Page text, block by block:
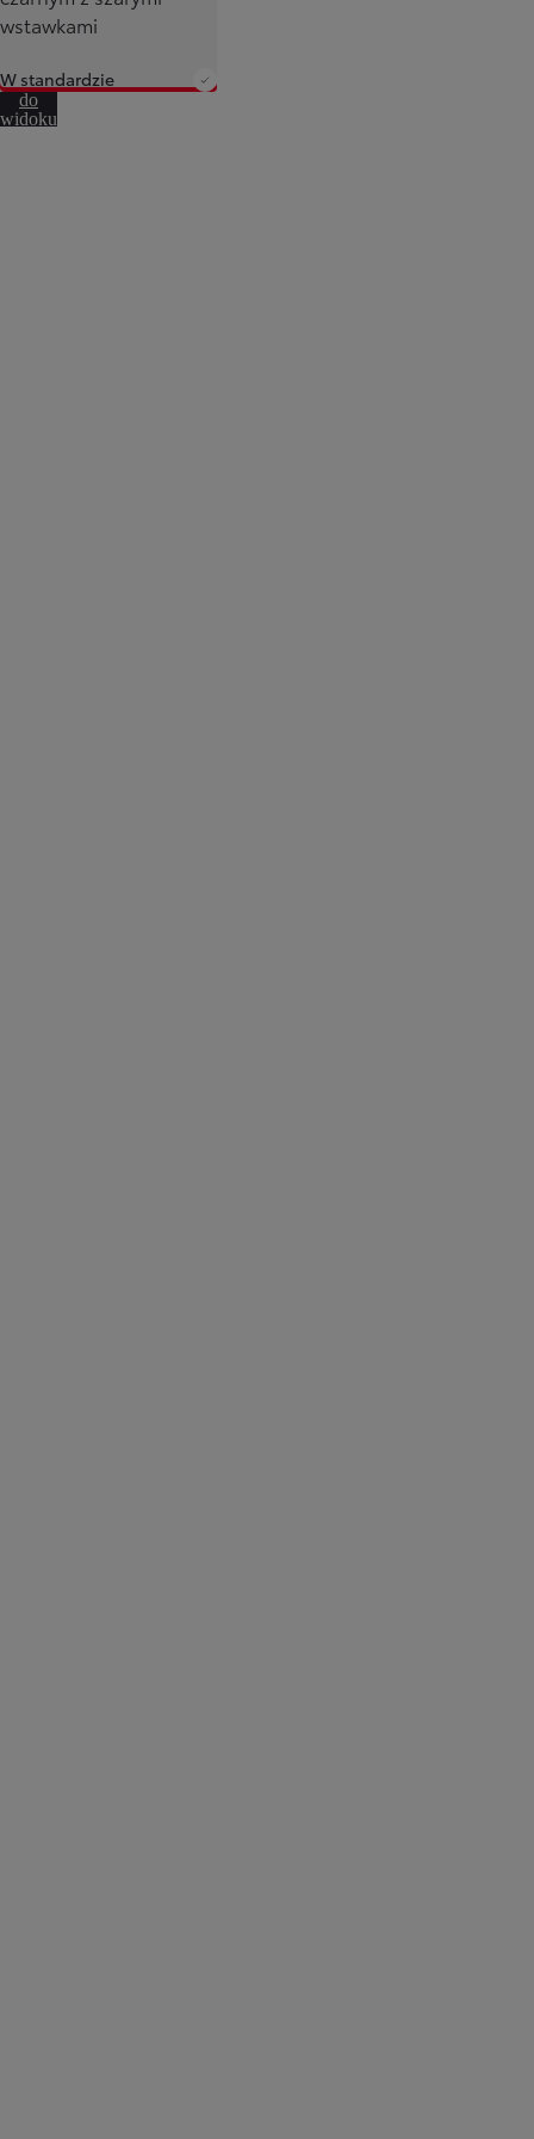
wstawkami
W standardzie
Przejdź
do
widoku